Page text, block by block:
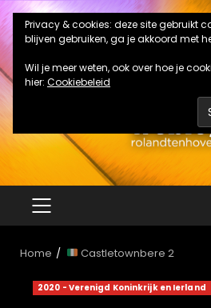
Ga
naar
de
inhoud
PRIMAIR
MENU
Home Castletownbere 2
2020 - Verenigd Koninkrijk en Ierland
Privacy & cookies: deze site gebruikt
blijven gebruiken, ga je akkoord met
Wil je meer weten, ook over hoe je
hier: Cookiebeleid